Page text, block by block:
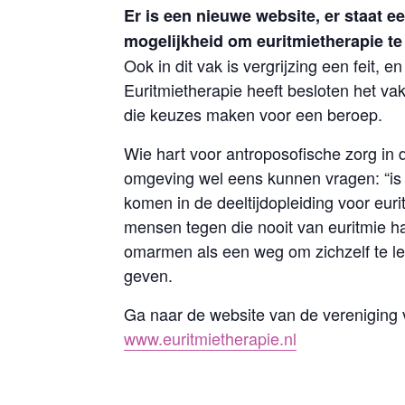
Er is een nieuwe website, er staat
mogelijkheid om euritmietherapie
Ook in dit vak is vergrijzing een feit,
Euritmietherapie heeft besloten het
die keuzes maken voor een beroep.
Wie hart voor antroposofische zorg in
omgeving wel eens kunnen vragen:
komen in de deeltijdopleiding voor
mensen tegen die nooit van euritmie
omarmen als een weg om zichzelf te
geven.
Ga naar de website van de vereniging
www.euritmietherapie.nl